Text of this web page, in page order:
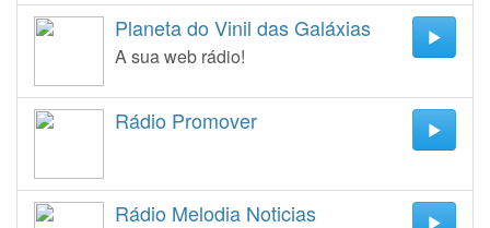
Planeta do Vinil das Galáxias
A sua web rádio!
Rádio Promover
Rádio Melodia Noticias